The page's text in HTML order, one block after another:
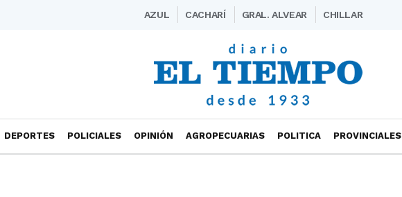
AZUL CACHARÍ GRAL. ALVEAR CHILLAR
DEPORTES POLICIALES OPINIÓN AGROPECUARIAS POLITICA PROVINCIALES